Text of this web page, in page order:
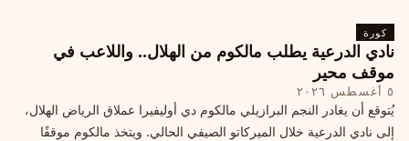
كورة
نادي الدرعية يطلب مالكوم من الهلال.. واللاعب في
موقف محير
٥ أغسطس ٢٠٢٦
يُتوقع أن يغادر النجم البرازيلي مالكوم دي أوليفيرا عملاق الرياض الهلال،
إلى نادي الدرعية خلال الميركاتو الصيفي الحالي. ويتخذ مالكوم موقفًا